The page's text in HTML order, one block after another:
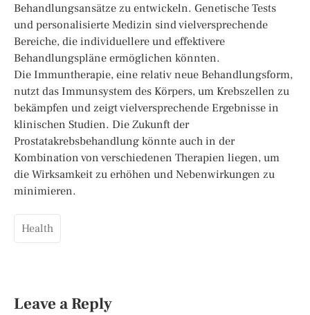
Behandlungsansätze zu entwickeln. Genetische Tests
und personalisierte Medizin sind vielversprechende
Bereiche, die individuellere und effektivere
Behandlungspläne ermöglichen könnten.
Die Immuntherapie, eine relativ neue Behandlungsform,
nutzt das Immunsystem des Körpers, um Krebszellen zu
bekämpfen und zeigt vielversprechende Ergebnisse in
klinischen Studien. Die Zukunft der
Prostatakrebsbehandlung könnte auch in der
Kombination von verschiedenen Therapien liegen, um
die Wirksamkeit zu erhöhen und Nebenwirkungen zu
minimieren.
Health
Leave a Reply